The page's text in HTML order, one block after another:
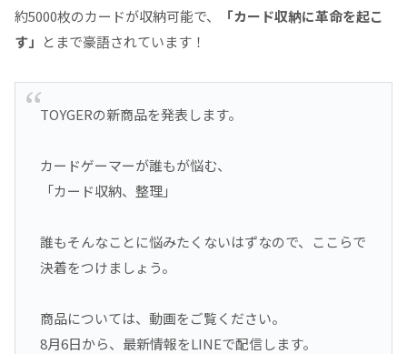
約5000枚のカードが収納可能で、
「カード収納に革命を起こ
す」 とまで豪語されています！
TOYGERの新商品を発表します。
カードゲーマーが誰もが悩む、
「カード収納、整理」
誰もそんなことに悩みたくないはずなので、ここらで
決着をつけましょう。
商品については、動画をご覧ください。
8月6日から、最新情報をLINEで配信します。